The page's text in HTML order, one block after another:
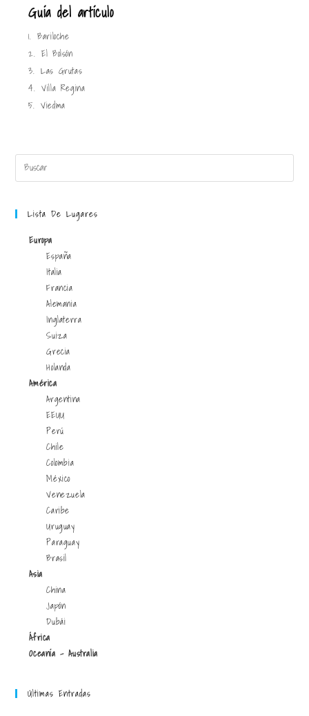
Guía del artículo
1. Bariloche
2. El Bolsón
3. Las Grutas
4. Villa Regina
5. Viedma
Lista De Lugares
Europa
España
Italia
Francia
Alemania
Inglaterra
Suiza
Grecia
Holanda
América
Argentina
EEUU
Perú
Chile
Colombia
México
Venezuela
Caribe
Uruguay
Paraguay
Brasil
Asia
China
Japón
Dubái
África
Oceanía - Australia
Últimas Entradas